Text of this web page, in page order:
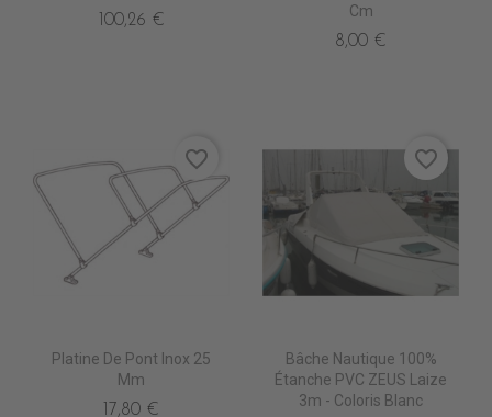
100,26 €
Cm
8,00 €
Platine De Pont Inox 25
Mm
17,80 €
favorite_border
Bâche Nautique 100%
Étanche PVC ZEUS Laize
3m - Coloris Blanc
favorite_border